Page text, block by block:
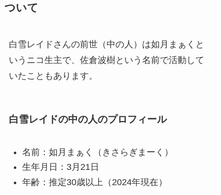
ついて
白雪レイドさんの前世（中の人）は如月まぁくと
いうニコ生主で、佐倉波樹という名前で活動して
いたこともあります。
白雪レイドの中の人のプロフィール
名前：如月まぁく（きさらぎまーく）
生年月日：3月21日
年齢：推定30歳以上（2024年現在）